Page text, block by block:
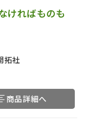
ければものも
拓社
商品詳細へ